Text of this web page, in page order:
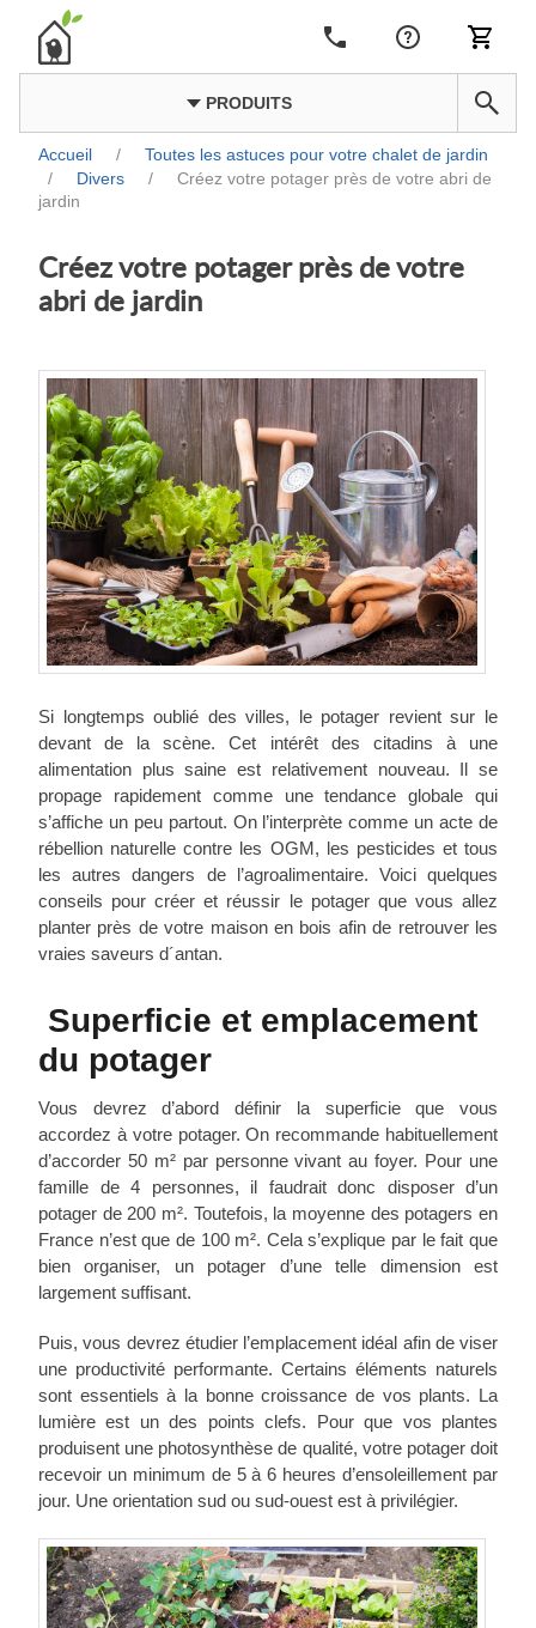
PRODUITS
Accueil /
Toutes les astuces pour votre chalet de jardin
/
Divers /
Créez votre potager près de votre abri de
jardin
Créez votre potager près de votre
abri de jardin
Si longtemps oublié des villes, le potager revient sur le
devant de la scène. Cet intérêt des citadins à une
alimentation plus saine est relativement nouveau. Il se
propage rapidement comme une tendance globale qui
s’affiche un peu partout. On l’interprète comme un acte de
rébellion naturelle contre les OGM, les pesticides et tous
les autres dangers de l’agroalimentaire. Voici quelques
conseils pour créer et réussir le potager que vous allez
planter près de votre maison en bois afin de retrouver les
vraies saveurs d´antan.
Superficie et emplacement
du potager
Vous devrez d’abord définir la superficie que vous
accordez à votre potager. On recommande habituellement
d’accorder 50 m² par personne vivant au foyer. Pour une
famille de 4 personnes, il faudrait donc disposer d’un
potager de 200 m². Toutefois, la moyenne des potagers en
France n’est que de 100 m². Cela s’explique par le fait que
bien organiser, un potager d’une telle dimension est
largement suffisant.
Puis, vous devrez étudier l’emplacement idéal afin de viser
une productivité performante. Certains éléments naturels
sont essentiels à la bonne croissance de vos plants. La
lumière est un des points clefs. Pour que vos plantes
produisent une photosynthèse de qualité, votre potager doit
recevoir un minimum de 5 à 6 heures d’ensoleillement par
jour. Une orientation sud ou sud-ouest est à privilégier.